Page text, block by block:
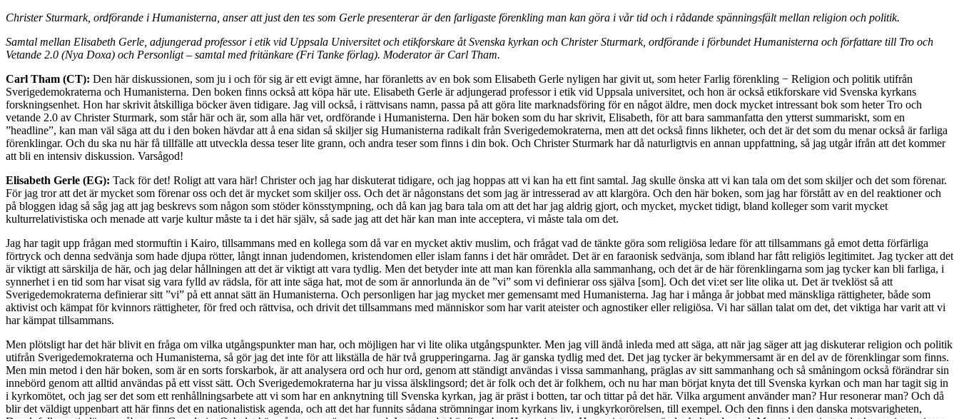
Christer Sturmark, ordförande i Humanisterna, anser att just den tes som Gerle presenterar är den farligaste förenkling man kan göra i vår tid och i rådande spänningsfält mellan religion och politik.
Samtal mellan Elisabeth Gerle, adjungerad professor i etik vid Uppsala Universitet och etikforskare åt Svenska kyrkan och Christer Sturmark, ordförande i förbundet Humanisterna och författare till Tro och
Vetande 2.0 (Nya Doxa) och Personligt – samtal med fritänkare (Fri Tanke förlag). Moderator är Carl Tham.
Carl Tham (CT): Den här diskussionen, som ju i och för sig är ett evigt ämne, har föranletts av en bok som Elisabeth Gerle nyligen har givit ut, som heter Farlig förenkling − Religion och politik utifrån
Sverigedemokraterna och Humanisterna. Den boken finns också att köpa här ute. Elisabeth Gerle är adjungerad professor i etik vid Uppsala universitet, och hon är också etikforskare vid Svenska kyrkans
forskningsenhet. Hon har skrivit åtskilliga böcker även tidigare. Jag vill också, i rättvisans namn, passa på att göra lite marknadsföring för en något äldre, men dock mycket intressant bok som heter Tro och
vetande 2.0 av Christer Sturmark, som står här och är, som alla här vet, ordförande i Humanisterna. Den här boken som du har skrivit, Elisabeth, för att bara sammanfatta den ytterst summariskt, som en
”headline”, kan man väl säga att du i den boken hävdar att å ena sidan så skiljer sig Humanisterna radikalt från Sverigedemokraterna, men att det också finns likheter, och det är det som du menar också är farliga
förenklingar. Och du ska nu här få tillfälle att utveckla dessa teser lite grann, och andra teser som finns i din bok. Och Christer Sturmark har då naturligtvis en annan uppfattning, så jag utgår ifrån att det kommer
att bli en intensiv diskussion. Varsågod!
Elisabeth Gerle (EG): Tack för det! Roligt att vara här! Christer och jag har diskuterat tidigare, och jag hoppas att vi kan ha ett fint samtal. Jag skulle önska att vi kan tala om det som skiljer och det som förenar.
För jag tror att det är mycket som förenar oss och det är mycket som skiljer oss. Och det är någonstans det som jag är intresserad av att klargöra. Och den här boken, som jag har förstått av en del reaktioner och
på bloggen idag så såg jag att jag beskrevs som någon som stöder könsstympning, och då kan jag bara tala om att det har jag aldrig gjort, och mycket, mycket tidigt, bland kolleger som varit mycket
kulturrelativistiska och menade att varje kultur måste ta i det här själv, så sade jag att det här kan man inte acceptera, vi måste tala om det.
Jag har tagit upp frågan med stormuftin i Kairo, tillsammans med en kollega som då var en mycket aktiv muslim, och frågat vad de tänkte göra som religiösa ledare för att tillsammans gå emot detta förfärliga
förtryck och denna sedvänja som hade djupa rötter, långt innan judendomen, kristendomen eller islam fanns i det här området. Det är en faraonisk sedvänja, som ibland har fått religiös legitimitet. Jag tycker att det
är viktigt att särskilja de här, och jag delar hållningen att det är viktigt att vara tydlig. Men det betyder inte att man kan förenkla alla sammanhang, och det är de här förenklingarna som jag tycker kan bli farliga, i
synnerhet i en tid som har visat sig vara fylld av rädsla, för att inte säga hat, mot de som är annorlunda än de ”vi” som vi definierar oss själva [som]. Och det vi:et ser lite olika ut. Det är tveklöst så att
Sverigedemokraterna definierar sitt ”vi” på ett annat sätt än Humanisterna. Och personligen har jag mycket mer gemensamt med Humanisterna. Jag har i många år jobbat med mänskliga rättigheter, både som
aktivist och kämpat för kvinnors rättigheter, för fred och rättvisa, och drivit det tillsammans med människor som har varit ateister och agnostiker eller religiösa. Vi har sällan talat om det, det viktiga har varit att vi
har kämpat tillsammans.
Men plötsligt har det här blivit en fråga om vilka utgångspunkter man har, och möjligen har vi lite olika utgångspunkter. Men jag vill ändå inleda med att säga, att när jag säger att jag diskuterar religion och politik
utifrån Sverigedemokraterna och Humanisterna, så gör jag det inte för att likställa de här två grupperingarna. Jag är ganska tydlig med det. Det jag tycker är bekymmersamt är en del av de förenklingar som finns.
Men min metod i den här boken, som är en sorts forskarbok, är att analysera ord och hur ord, genom att ständigt användas i vissa sammanhang, präglas av sitt sammanhang och så småningom också förändrar sin
innebörd genom att alltid användas på ett visst sätt. Och Sverigedemokraterna har ju vissa älsklingsord; det är folk och det är folkhem, och nu har man börjat knyta det till Svenska kyrkan och man har tagit sig in
i kyrkomötet, och jag ser det som ett renhållningsarbete att vi som har en anknytning till Svenska kyrkan, jag är präst i botten, tar och tittar på det här. Vilka argument använder man? Hur resonerar man? Och då
blir det väldigt uppenbart att här finns det en nationalistisk agenda, och att det har funnits sådana strömningar inom kyrkans liv, i ungkyrkorörelsen, till exempel. Och den finns i den danska motsvarigheten,